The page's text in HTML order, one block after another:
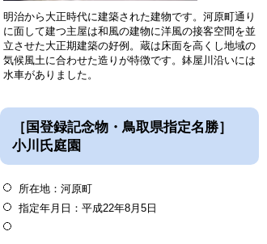
明治から大正時代に建築された建物です。河原町通り
に面して建つ主屋は和風の建物に洋風の接客空間を並
立させた大正期建築の好例。蔵は床面を高くし地域の
気候風土に合わせた造りが特徴です。鉢屋川沿いには
水車がありました。
［国登録記念物・鳥取県指定名勝］
小川氏庭園
所在地：河原町
指定年月日：平成22年8月5日